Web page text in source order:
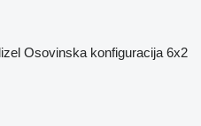
Osovinska konfiguracija 6x2